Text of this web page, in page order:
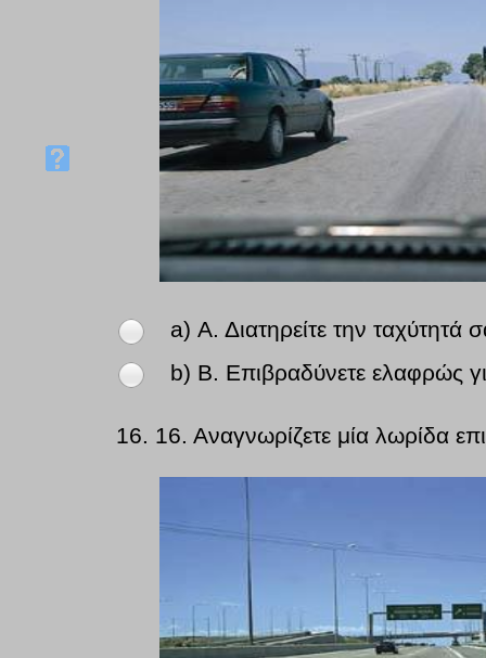
a) Α. Διατηρείτε την ταχύτητά
b) Β. Επιβραδύνετε ελαφρώς
16. 16. Αναγνωρίζετε μία λωρίδα